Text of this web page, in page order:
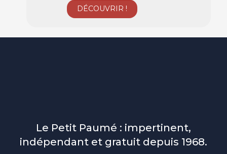
Le Petit Paumé : impertinent,
indépendant et gratuit depuis 1968.